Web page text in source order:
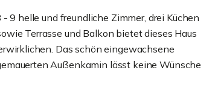
9 helle und freundliche Zimmer, drei Küchen
Terrasse und Balkon bietet dieses Haus
Das schön eingewachsene
Außenkamin lässt keine Wünsche